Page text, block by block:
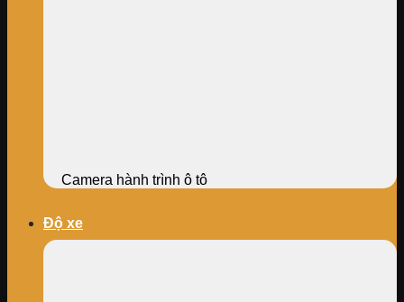
Camera hành trình ô tô
Độ xe